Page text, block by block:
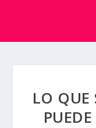
LO QUE